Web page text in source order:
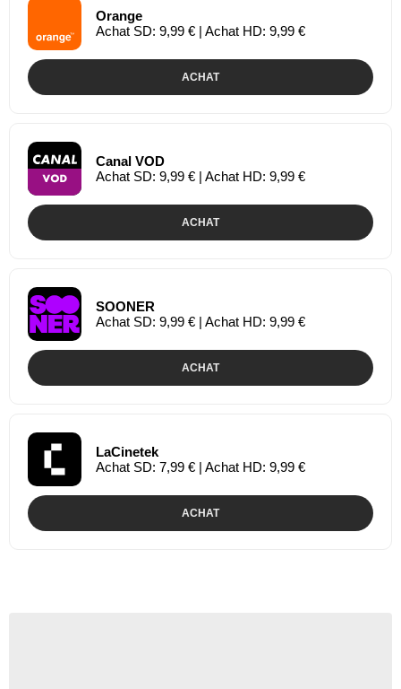
Orange
Achat SD: 9,99 € | Achat HD: 9,99 €
ACHAT
Canal VOD
Achat SD: 9,99 € | Achat HD: 9,99 €
ACHAT
SOONER
Achat SD: 9,99 € | Achat HD: 9,99 €
ACHAT
LaCinetek
Achat SD: 7,99 € | Achat HD: 9,99 €
ACHAT